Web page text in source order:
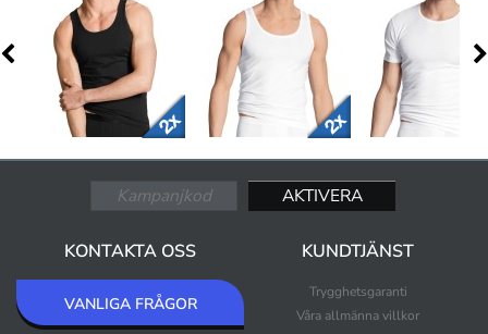
KONTAKTA OSS
VANLIGA FRÅGOR
KUNDTJÄNST
Trygghetsgaranti
Våra allmänna villkor